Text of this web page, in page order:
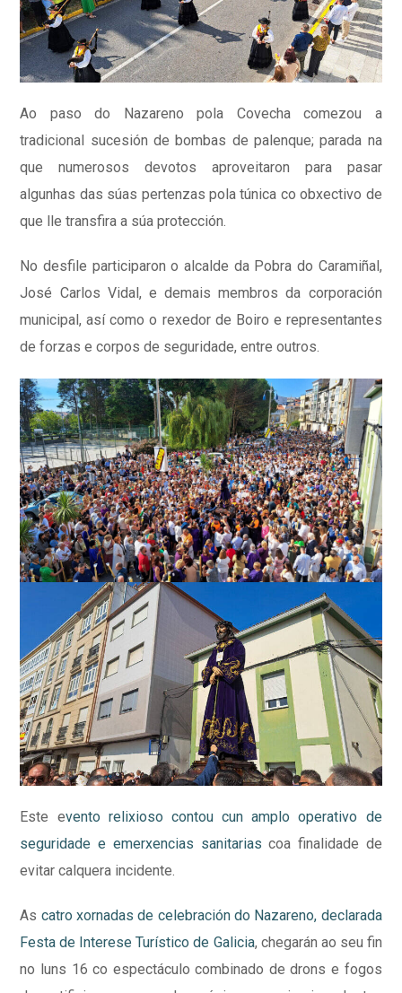
Ao paso do Nazareno pola Covecha comezou a
tradicional sucesión de bombas de palenque; parada na
que numerosos devotos aproveitaron para pasar
algunhas das súas pertenzas pola túnica co obxectivo de
que lle transfira a súa protección.
No desfile participaron o alcalde da Pobra do Caramiñal,
José Carlos Vidal, e demais membros da corporación
municipal, así como o rexedor de Boiro e representantes
de forzas e corpos de seguridade, entre outros.
Este evento relixioso contou cun amplo operativo de
seguridade e emerxencias sanitarias coa finalidade de
evitar calquera incidente.
As catro xornadas de celebración do Nazareno, declarada
Festa de Interese Turístico de Galicia, chegarán ao seu fin
no luns 16 co espectáculo combinado de drons e fogos